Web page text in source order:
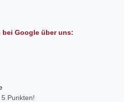
bei Google über uns:
Punkten!